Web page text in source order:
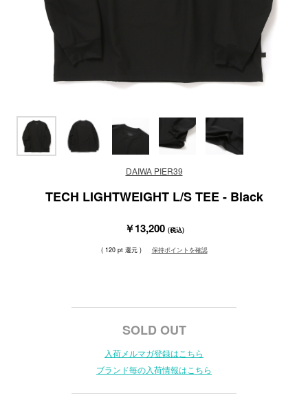
DAIWA PIER39
TECH LIGHTWEIGHT L/S TEE - Black
￥13,200 (税込)
( 120 pt 還元 ) 保持ポイントを確認
SOLD OUT
入荷メルマガ登録はこちら
ブランド毎の入荷情報はこちら